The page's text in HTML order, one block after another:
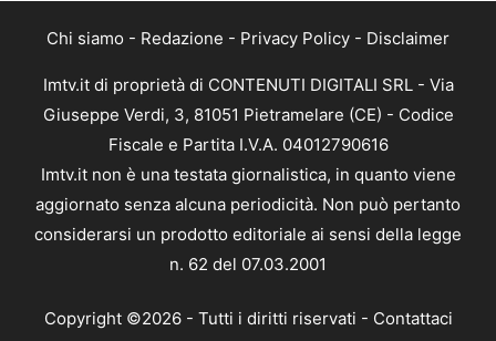
Chi siamo - Redazione - Privacy Policy - Disclaimer
Imtv.it di proprietà di CONTENUTI DIGITALI SRL - Via
Giuseppe Verdi, 3, 81051 Pietramelare (CE) - Codice
Fiscale e Partita I.V.A. 04012790616
Imtv.it non è una testata giornalistica, in quanto viene
aggiornato senza alcuna periodicità. Non può pertanto
considerarsi un prodotto editoriale ai sensi della legge
n. 62 del 07.03.2001
Copyright ©2026 - Tutti i diritti riservati - Contattaci